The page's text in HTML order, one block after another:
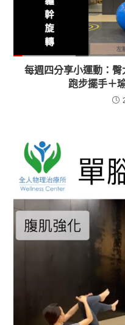
每週四分享小運動：
跑步擺手＋